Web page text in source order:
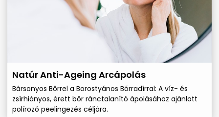
Natúr Anti-Ageing Arcápolás
Bársonyos Bőrrel a Borostyános Bőrradírral: A víz- és
zsírhiányos, érett bőr ránctalanító ápolásához ajánlott
polírozó peelingezés céljára.